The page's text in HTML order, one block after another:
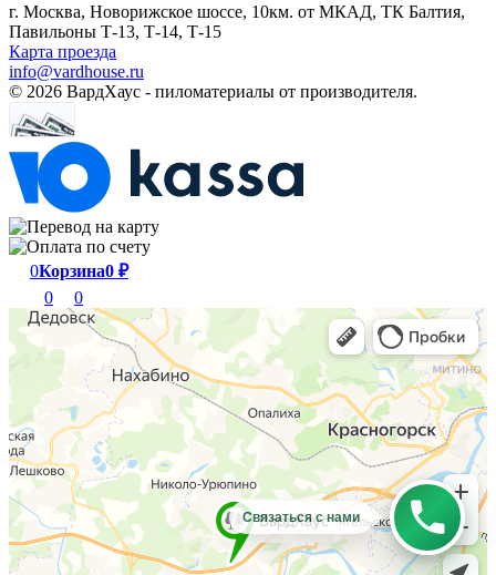
г. Москва, Новорижское шоссе, 10км. от МКАД, ТК Балтия,
Павильоны Т-13, Т-14, Т-15
Карта проезда
info@vardhouse.ru
© 2026 ВардХаус - пиломатериалы от производителя.
0Корзина0 ₽
0
0
Связаться с нами